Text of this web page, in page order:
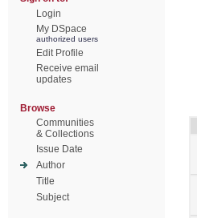
Login
My DSpace
authorized users
Edit Profile
Receive email
updates
Browse
Communities
& Collections
Issue Date
Author
Title
Subject